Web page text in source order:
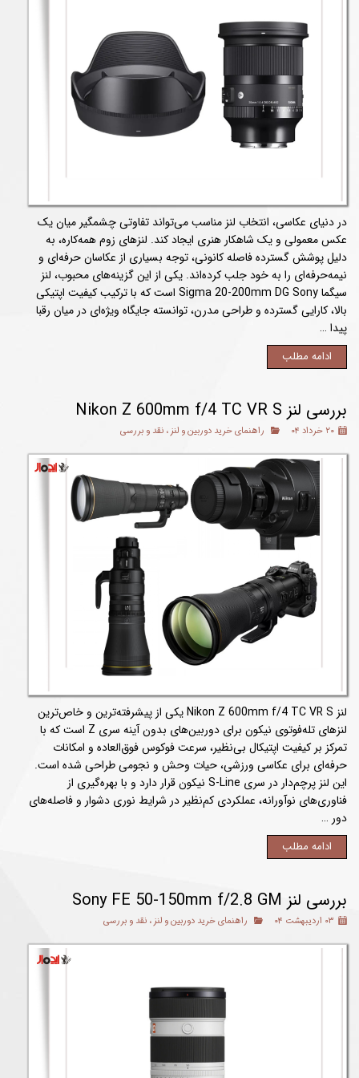
در دنیای عکاسی، انتخاب لنز مناسب می‌تواند تفاوتی چشمگیر میان یک
عکس معمولی و یک شاهکار هنری ایجاد کند. لنزهای زوم همه‌کاره، به
دلیل پوشش گسترده فاصله کانونی، توجه بسیاری از عکاسان حرفه‌ای و
نیمه‌حرفه‌ای را به خود جلب کرده‌اند. یکی از این گزینه‌های محبوب، لنز
سیگما Sigma 20-200mm DG Sony است که با ترکیب کیفیت اپتیکی
بالا، کارایی گسترده و طراحی مدرن، توانسته جایگاه ویژه‌ای در میان رقبا
پیدا …
ادامه مطلب
بررسی لنز Nikon Z 600mm f/4 TC VR S
۲۰ خرداد ۰۴ راهنمای خرید دوربین و لنز، نقد و بررسی
لنز Nikon Z 600mm f/4 TC VR S یکی از پیشرفته‌ترین و خاص‌ترین
لنزهای تله‌فوتوی نیکون برای دوربین‌های بدون آینه سری Z است که با
تمرکز بر کیفیت اپتیکال بی‌نظیر، سرعت فوکوس فوق‌العاده و امکانات
حرفه‌ای برای عکاسی ورزشی، حیات‌ وحش و نجومی طراحی شده است.
این لنز پرچم‌دار در سری S-Line نیکون قرار دارد و با بهره‌گیری از
فناوری‌های نوآورانه، عملکردی کم‌نظیر در شرایط نوری دشوار و فاصله‌های
دور …
ادامه مطلب
بررسی لنز Sony FE 50-150mm f/2.8 GM
۰۳ اردیبهشت ۰۴ راهنمای خرید دوربین و لنز، نقد و بررسی